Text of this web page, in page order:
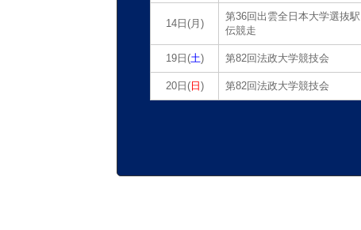
14日(月)
第36回出雲全日本大学選抜駅
伝競走
19日(土) 第82回法政大学競技会
20日(日 ) 第82回法政大学競技会